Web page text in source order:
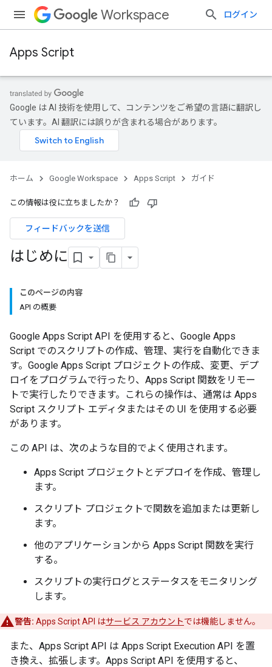
Workspace ログイン
Apps Script
Google は AI 技術を使用して、コンテンツをご希望の言語に翻訳し
ています。AI 翻訳には誤りが含まれる場合があります。
ホーム Google Workspace Apps Script ガイド
この情報は役に立ちましたか？
フィードバックを送信
はじめに
このページの内容
API の概要
Google Apps Script API を使用すると、Google Apps
Script でのスクリプトの作成、管理、実行を自動化できま
す。Google Apps Script プロジェクトの作成、変更、デプ
ロイをプログラムで行ったり、Apps Script 関数をリモー
トで実行したりできます。これらの操作は、通常は Apps
Script スクリプト エディタまたはその UI を使用する必要
があります。
この API は、次のような目的でよく使用されます。
Apps Script プロジェクトとデプロイを作成、管理し
ます。
スクリプト プロジェクトで関数を追加または更新し
ます。
他のアプリケーションから Apps Script 関数を実行
する。
スクリプトの実行ログとステータスをモニタリング
します。
警告: Apps Script API はサービス アカウントでは機能しません。
また、Apps Script API は Apps Script Execution API を置
き換え、拡張します。Apps Script API を使用すると、